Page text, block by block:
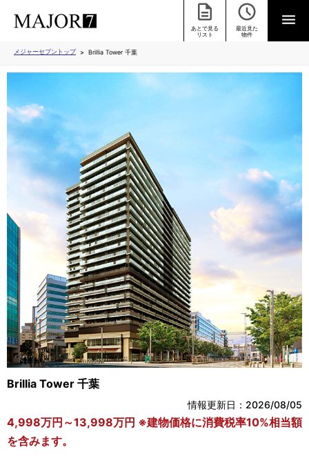
あとで見る
リスト
最近見た
物件
メジャーセブントップ Brillia Tower 千葉
Brillia Tower 千葉
情報更新日：2026/08/05
4,998万円～13,998万円 ※建物価格に消費税率10%相当額
を含みます。